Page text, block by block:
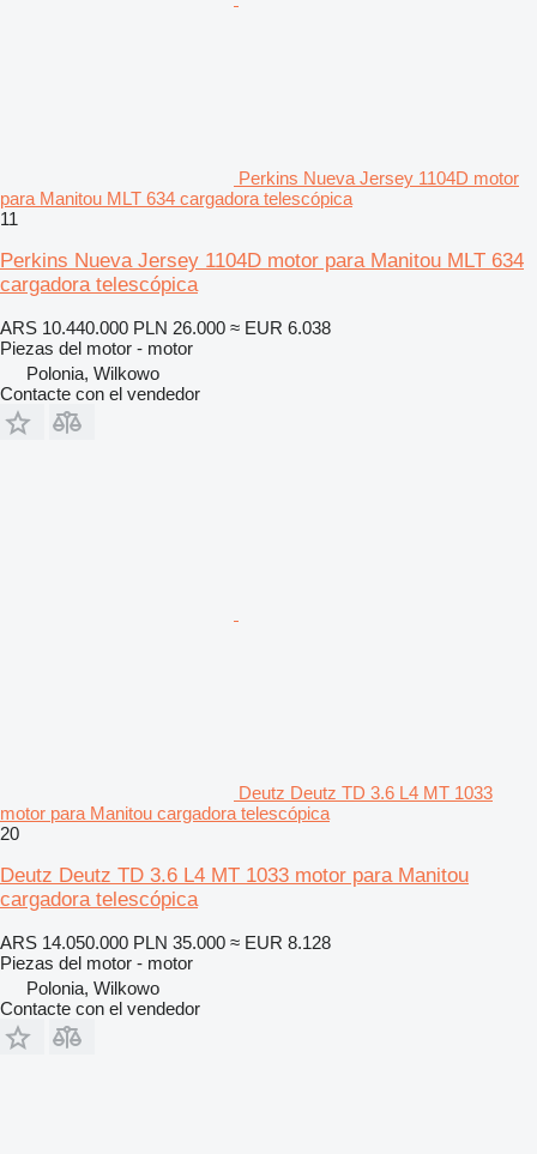
Perkins Nueva Jersey 1104D motor
para Manitou MLT 634 cargadora telescópica
11
Perkins Nueva Jersey 1104D motor para Manitou MLT 634
cargadora telescópica
ARS 10.440.000 PLN 26.000 ≈ EUR 6.038
Piezas del motor - motor
Polonia, Wilkowo
Contacte con el vendedor
Deutz Deutz TD 3.6 L4 MT 1033
motor para Manitou cargadora telescópica
20
Deutz Deutz TD 3.6 L4 MT 1033 motor para Manitou
cargadora telescópica
ARS 14.050.000 PLN 35.000 ≈ EUR 8.128
Piezas del motor - motor
Polonia, Wilkowo
Contacte con el vendedor